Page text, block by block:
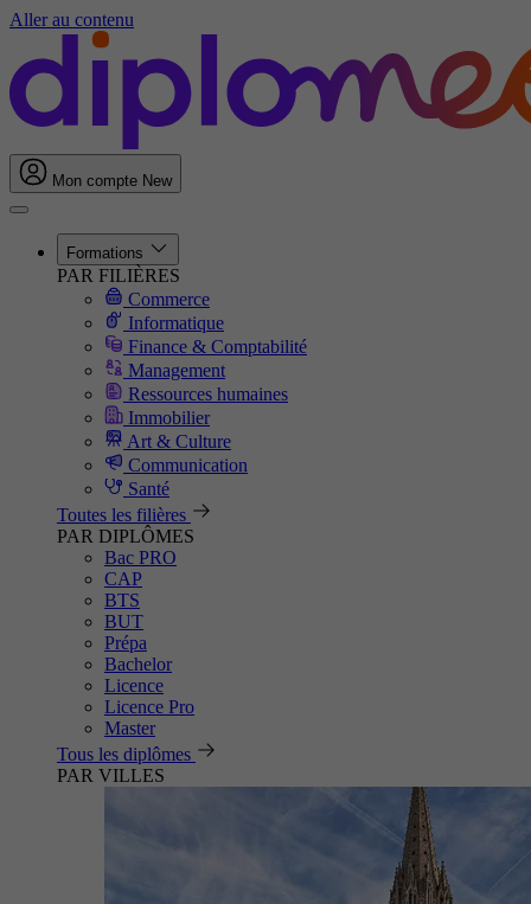
Aller au contenu
Mon compte New
Formations
PAR FILIÈRES
Commerce
Informatique
Finance & Comptabilité
Management
Ressources humaines
Immobilier
Art & Culture
Communication
Santé
Toutes les filières
PAR DIPLÔMES
Bac PRO
CAP
BTS
BUT
Prépa
Bachelor
Licence
Licence Pro
Master
Tous les diplômes
PAR VILLES